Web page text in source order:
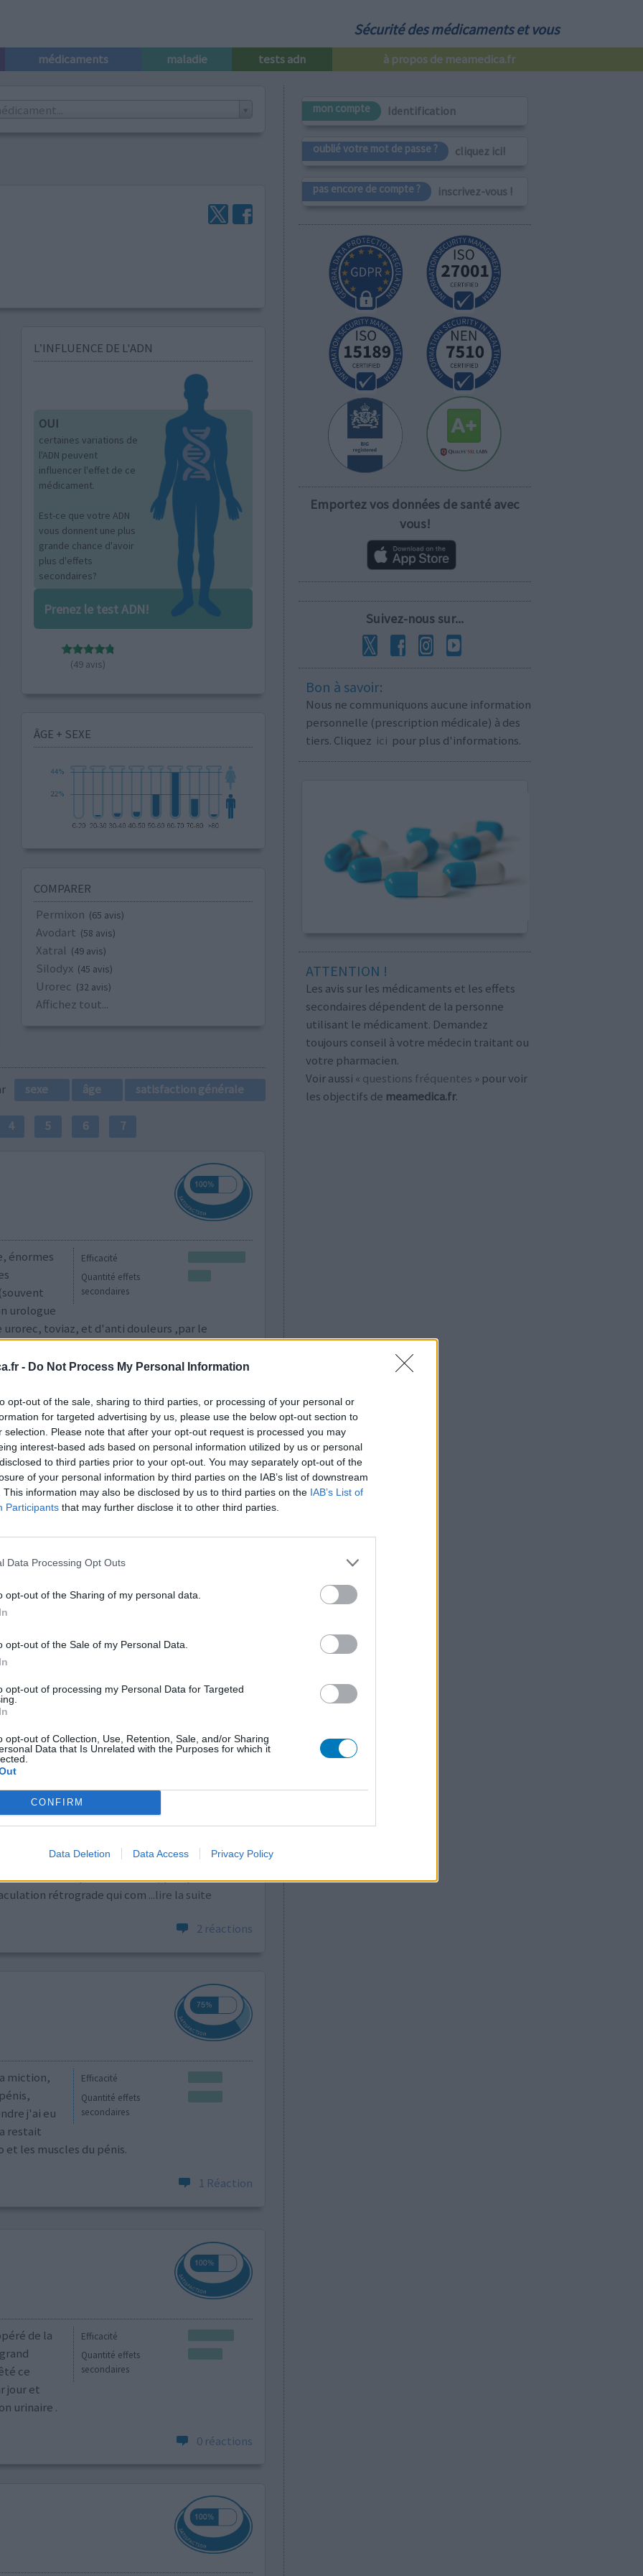
- Do Not Process My Personal Information
opt-out of the sale, sharing to third parties, or processing of your personal or
for targeted advertising by us, please use the below opt-out section to
selection. Please note that after your opt-out request is processed you may
interest-based ads based on personal information utilized by us or personal
to third parties prior to your opt-out. You may separately opt-out of the
of your personal information by third parties on the IAB’s list of downstream
This information may also be disclosed by us to third parties on the IAB’s List of
Participants that may further disclose it to other third parties.
Data Processing Opt Outs
opt-out of the Sharing of my personal data.
opt-out of the Sale of my Personal Data.
opt-out of processing my Personal Data for Targeted
opt-out of Collection, Use, Retention, Sale, and/or Sharing
Data that Is Unrelated with the Purposes for which it
CONFIRM
Data Deletion Data Access Privacy Policy
Sécurité des médicaments et vous
médicaments maladie tests adn à propos de meamedica.fr
L’INFLUENCE DE L'ADN
OUI
certaines variations de
l'ADN peuvent
influencer l'effet de ce
médicament.
Est-ce que votre ADN
vous donnent une plus
grande chance d'avoir
plus d'effets
secondaires?
Prenez le test ADN!
(49 avis)
ÂGE + SEXE
COMPARER
Permixon (65 avis)
Avodart (58 avis)
Xatral (49 avis)
Silodyx (45 avis)
Urorec (32 avis)
Affichez tout...
sexe âge satisfaction générale
4 5 6 7
Efficacité
Quantité effets
secondaires
énormes
urologue
toviaz, et d'anti douleurs ,par le
!, puis .ceux ci épuisé
secondaires
est le
Pas
(5 à
je le
et ne s'est pas estompé. Voilà l'expérience
Efficacité
Quantité effets
était
effet,
du
secondaires quasiment nuls (quelques
rétrograde qui com ...lire la suite
2 réactions
Efficacité
Quantité effets
secondaires
miction,
j'ai eu
restait
les muscles du pénis.
1 Réaction
Efficacité
Quantité effets
secondaires
de la
ce
jour et
urinaire .
0 réactions
mon compte Identification
oublié votre mot de passe ? cliquez ici!
pas encore de compte ? inscrivez-vous !
Emportez vos données de santé avec
vous!
Suivez-nous sur...
Bon à savoir:
Nous ne communiquons aucune information
personnelle (prescription médicale) à des
tiers. Cliquez ici pour plus d'informations.
ATTENTION !
Les avis sur les médicaments et les effets
secondaires dépendent de la personne
utilisant le médicament. Demandez
toujours conseil à votre médecin traitant ou
votre pharmacien.
Voir aussi « questions fréquentes » pour voir
les objectifs de meamedica.fr.